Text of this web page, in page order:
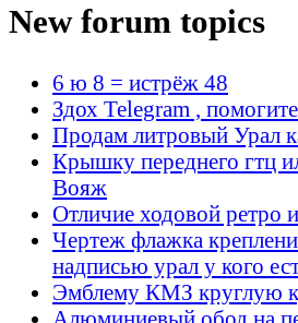
New forum topics
6 ю 8 = истрёж 48
Здох Telegram ,
Продам литровый Урал
Крышку переднего гтц
Вояж
Отличие ходовой ретро
Чертеж флажка
надписью урал у кого
Эмблему КМЗ круглую
Алюминиевый обод на